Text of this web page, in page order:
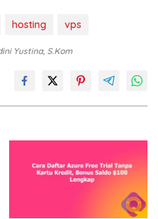
hosting vps
Yustina, S.Kom